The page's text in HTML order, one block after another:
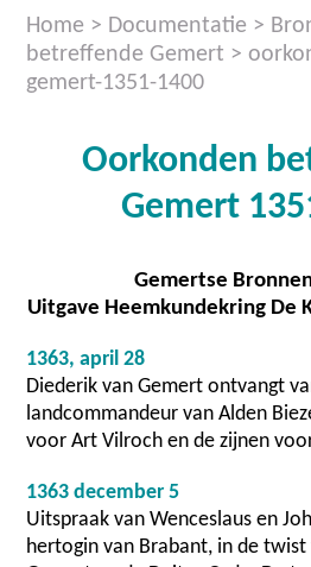
Home > Documentatie >
betreffende Gemert >
gemert-1351-1400
Oorkonden
Gemert
Gemertse
Uitgave Heemkundekring De
1363, april 28
Diederik van Gemert ontvangt
landcommandeur van Alden
voor Art Vilroch en de zijnen
1363 december 5
Uitspraak van Wenceslaus en
hertogin van Brabant, in de